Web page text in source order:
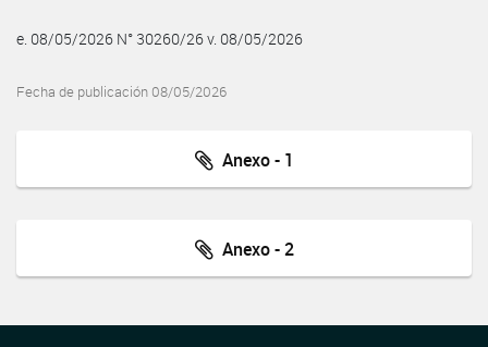
e. 08/05/2026 N° 30260/26 v. 08/05/2026
Fecha de publicación 08/05/2026
Anexo - 1
Anexo - 2